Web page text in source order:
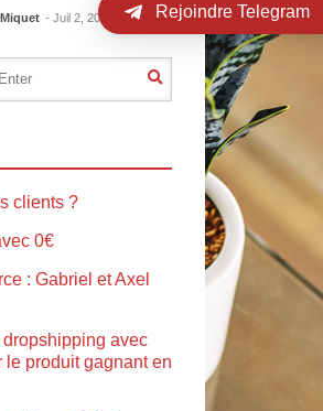
- Juil 2, 2023
clients ?
0€
: Gabriel et Axel
avec
le produit gagnant en
Rejoindre Telegram